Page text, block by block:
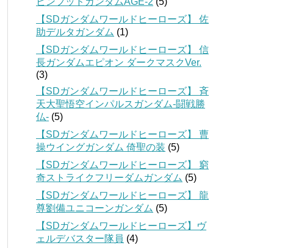
【SDガンダムワールドヒーローズ】 佐
助デルタガンダム (1)
【SDガンダムワールドヒーローズ】 信
長ガンダムエピオン ダークマスクVer.
(3)
【SDガンダムワールドヒーローズ】 斉
天大聖悟空インパルスガンダム-闘戦勝
仏- (5)
【SDガンダムワールドヒーローズ】 曹
操ウイングガンダム 倚聖の装 (5)
【SDガンダムワールドヒーローズ】 窮
奇ストライクフリーダムガンダム (5)
【SDガンダムワールドヒーローズ】 龍
尊劉備ユニコーンガンダム (5)
【SDガンダムワールドヒーローズ】ヴ
ェルデバスター隊員 (4)